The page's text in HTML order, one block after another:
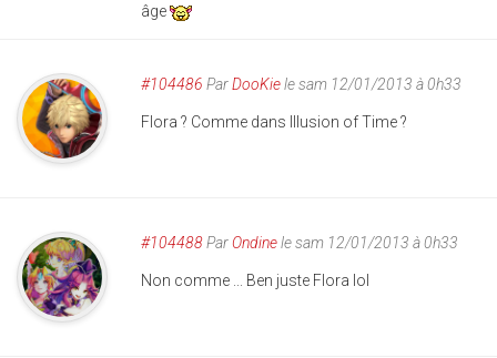
âge
#104486 ParDooKiele sam 12/01/2013 à 0h33
Flora ? Comme dans Illusion of Time ?
#104488ParOndinele sam 12/01/2013 à 0h33
Non comme ... Ben juste Flora lol